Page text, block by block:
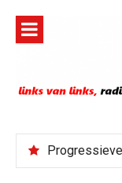
inhoud